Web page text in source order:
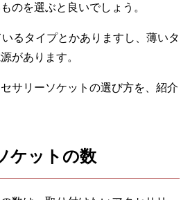
のを選ぶと良いでしょう。
るタイプとかありますし、薄いタ
があります。
サリーソケットの選び方を、紹介
ケットの数